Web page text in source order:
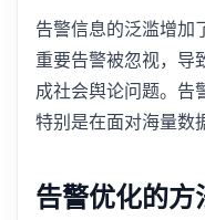
告警信息的泛滥增加
重要告警被忽视，导
成社会舆论问题。告
特别是在面对海量数
告警优化的方